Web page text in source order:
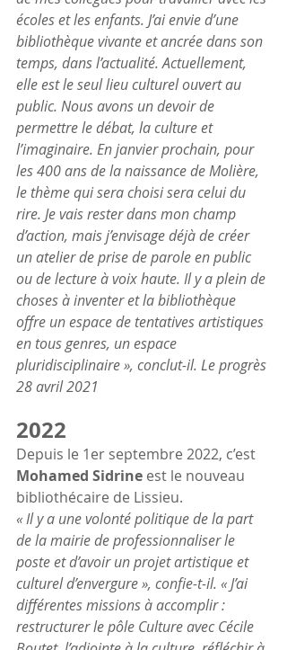
écoles et les enfants. J’ai envie d’une
bibliothèque vivante et ancrée dans son
temps, dans l’actualité. Actuellement,
elle est le seul lieu culturel ouvert au
public. Nous avons un devoir de
permettre le débat, la culture et
l’imaginaire. En janvier prochain, pour
les 400 ans de la naissance de Molière,
le thème qui sera choisi sera celui du
rire. Je vais rester dans mon champ
d’action, mais j’envisage déjà de créer
un atelier de prise de parole en public
ou de lecture à voix haute. Il y a plein de
choses à inventer et la bibliothèque
offre un espace de tentatives artistiques
en tous genres, un espace
pluridisciplinaire », conclut-il. Le progrès
28 avril 2021
2022
Depuis le 1er septembre 2022, c’est
Mohamed Sidrine est le nouveau
bibliothécaire de Lissieu.
« Il y a une volonté politique de la part
de la mairie de professionnaliser le
poste et d’avoir un projet artistique et
culturel d’envergure », confie-t-il. « J’ai
différentes missions à accomplir :
restructurer le pôle Culture avec Cécile